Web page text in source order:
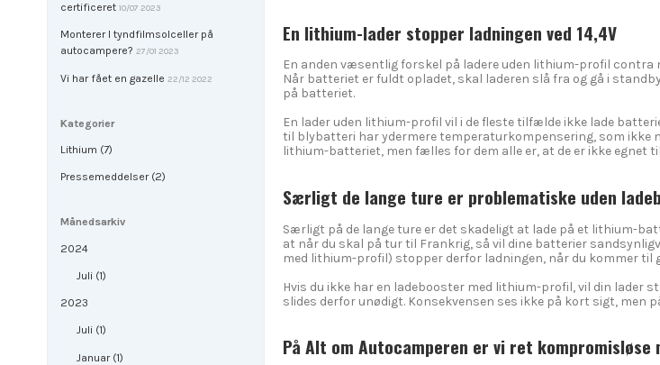
certificeret 10/07 2023
Monterer I tyndfilmsolceller på
autocampere? 27/01 2023
Vi har fået en gazelle 22/12 2022
Kategorier
Lithium (7)
Pressemeddelser (2)
Månedsarkiv
2024
Juli (1)
2023
Juli (1)
Januar (1)
En lithium-lader stopper ladningen ved 14,4V
En anden væsentlig forskel på ladere uden lithium-profil
Når batteriet er fuldt opladet, skal laderen slå fra og gå i
på batteriet.
En lader uden lithium-profil vil i de fleste tilfælde ikke lade
til blybatteri har ydermere temperaturkompensering, som ikke
lithium-batteriet, men fælles for dem alle er, at de er ikke egnet
Særligt de lange ture er problematiske uden
Særligt på de lange ture er det skadeligt at lade på et lithium-
at når du skal på tur til Frankrig, så vil dine batterier
med lithium-profil) stopper derfor ladningen, når du kommer til
Hvis du ikke har en ladebooster med lithium-profil, vil din lader
slides derfor unødigt. Konsekvensen ses ikke på kort sigt, men
På Alt om Autocamperen er vi ret